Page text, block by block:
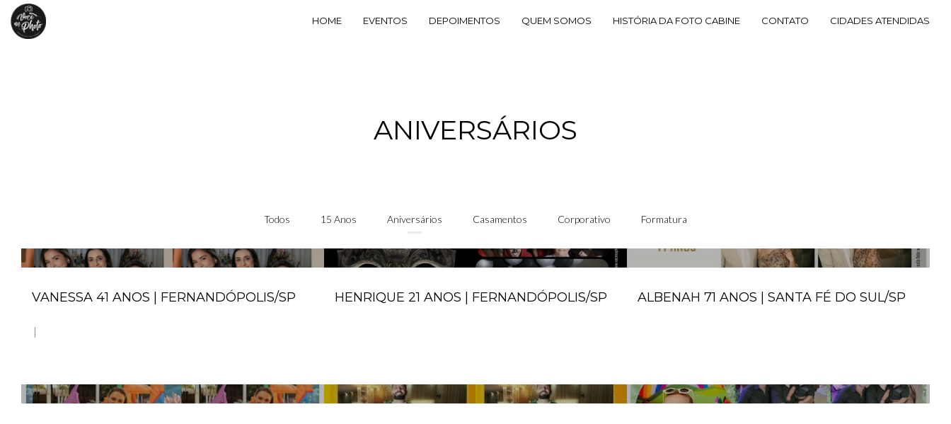
HOME EVENTOS DEPOIMENTOS QUEM SOMOS HISTÓRIA DA FOTO CABINE CONTATO CIDADES ATENDIDAS
ANIVERSÁRIOS
Todos 15 Anos Aniversários Casamentos Corporativo Formatura
VANESSA 41 ANOS | FERNANDÓPOLIS/SP HENRIQUE 21 ANOS | FERNANDÓPOLIS/SP ALBENAH 71 ANOS | SANTA FÉ DO SUL/SP